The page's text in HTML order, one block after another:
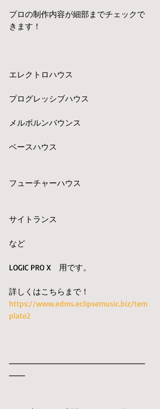
プロの制作内容が細部までチェックで
きます！
エレクトロハウス
プログレッシブハウス
メルボルンバウンス
ベースハウス
フューチャーハウス
サイトランス
など
LOGIC PRO X　用です。
詳しくはこちらまで！
https://www.edms.eclipsemusic.biz/tem
plate2
━━━━━━━━━━━━━━━━━
━━